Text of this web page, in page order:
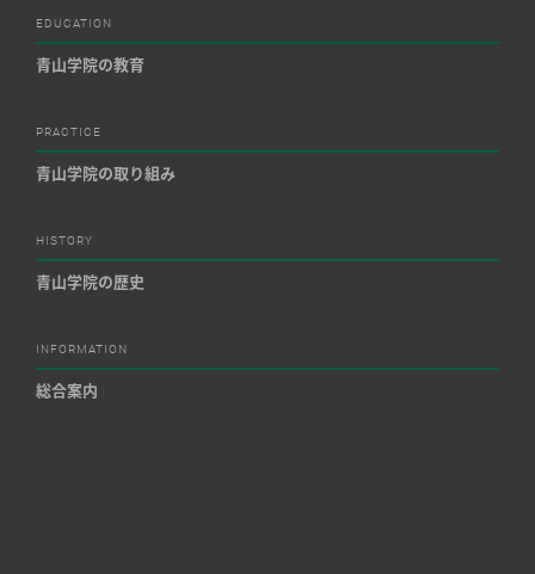
EDUCATION
青山学院の教育
PRACTICE
青山学院の取り組み
HISTORY
青山学院の歴史
INFORMATION
総合案内